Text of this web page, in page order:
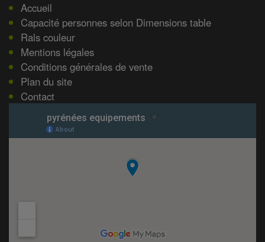
Accueil
Capacité personnes selon Dimensions table
Rals couleur
Mentions légales
Conditions générales de vente
Plan du site
Contact